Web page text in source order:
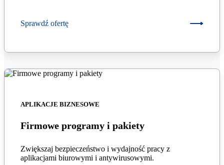
Sprawdź ofertę
APLIKACJE BIZNESOWE
Firmowe programy i pakiety
Zwiększaj bezpieczeństwo i wydajność pracy z
aplikacjami biurowymi i antywirusowymi.